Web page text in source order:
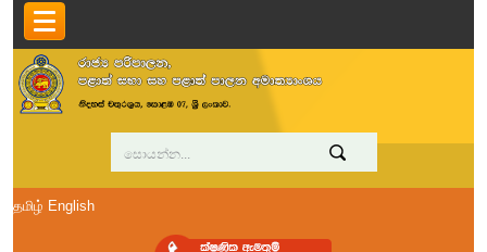
தமிழ் English